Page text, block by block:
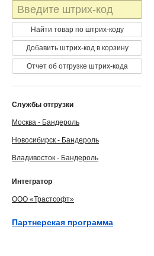
Штрих-
код
Найти товар по штрих-коду
Добавить штрих-код в корзину
Отчет об отгрузке штрих-кода
Службы отгрузки
Москва - Бандероль
Новосибирск - Бандероль
Владивосток - Бандероль
Интегратор
ООО «Трастсофт»
Партнерская программа